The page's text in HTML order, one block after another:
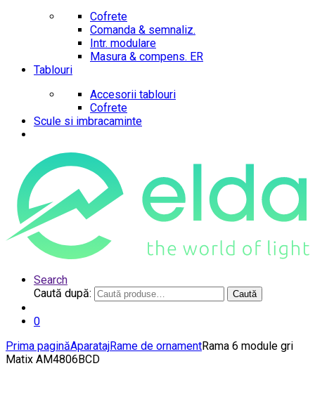
Cofrete
Comanda & semnaliz.
Intr. modulare
Masura & compens. ER
Tablouri
Accesorii tablouri
Cofrete
Scule si imbracaminte
Search
Caută după:
Caută
0
Prima paginăAparatajRame de ornamentRama 6 module gri
Matix AM4806BCD